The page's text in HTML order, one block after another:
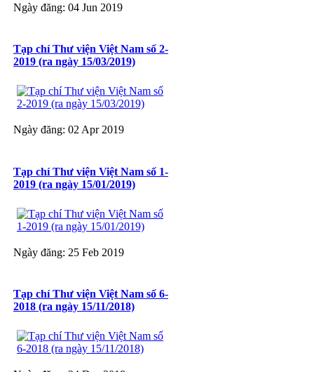
Ngày đăng: 04 Jun 2019
Tạp chí Thư viện Việt Nam số 2-
2019 (ra ngày 15/03/2019)
Ngày đăng: 02 Apr 2019
Tạp chí Thư viện Việt Nam số 1-
2019 (ra ngày 15/01/2019)
Ngày đăng: 25 Feb 2019
Tạp chí Thư viện Việt Nam số 6-
2018 (ra ngày 15/11/2018)